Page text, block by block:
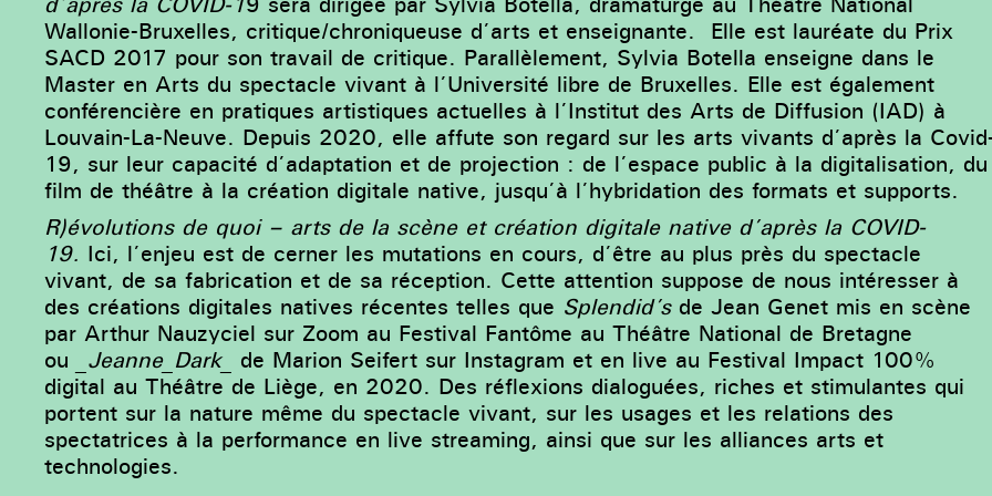
Wallonie-Bruxelles, critique/chroniqueuse d’arts et enseignante. Elle est lauréate du Prix
SACD 2017 pour son travail de critique. Parallèlement, Sylvia Botella enseigne dans le
Master en Arts du spectacle vivant à l’Université libre de Bruxelles. Elle est également
conférencière en pratiques artistiques actuelles à l’Institut des Arts de Diffusion (IAD) à
Louvain-La-Neuve. Depuis 2020, elle affute son regard sur les arts vivants d’après la
19, sur leur capacité d’adaptation et de projection : de l’espace public à la digitalisation, du
film de théâtre à la création digitale native, jusqu’à l’hybridation des formats et supports.
R)évolutions de quoi – arts de la scène et création digitale native d’après la COVID-
19. Ici, l’enjeu est de cerner les mutations en cours, d’être au plus près du spectacle
vivant, de sa fabrication et de sa réception. Cette attention suppose de nous intéresser à
des créations digitales natives récentes telles que Splendid’s de Jean Genet mis en scène
par Arthur Nauzyciel sur Zoom au Festival Fantôme au Théâtre National de Bretagne
ou
_Jeanne_Dark_ de Marion Seifert sur Instagram et en live au Festival Impact 100%
digital au Théâtre de Liège, en 2020. Des réflexions dialoguées, riches et stimulantes qui
portent sur la nature même du spectacle vivant, sur les usages et les relations des
spectatrices à la performance en live streaming, ainsi que sur les alliances arts et
technologies.